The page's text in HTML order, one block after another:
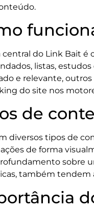
central do Link Bait é
listas,
e relevante,
do site nos
de
diversos tipos de
de forma
sobre
também tendem